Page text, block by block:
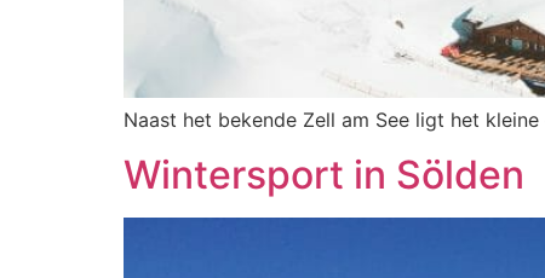
Naast het bekende Zell am See ligt het
Wintersport in Sölden